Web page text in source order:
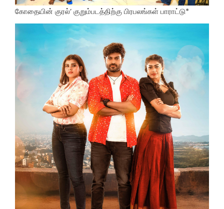
கோதையின் குரல்’ குறும்படத்திற்கு பிரபலங்கள் பாராட்டு*